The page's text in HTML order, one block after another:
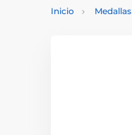
Inicio Medallas